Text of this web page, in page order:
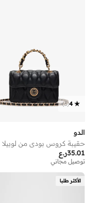
4
(
3
)
الدو
حقيبة كروس بودي من لوبيلا
ر.ع35.01
توصيل مجاني
الأكثر طلبا